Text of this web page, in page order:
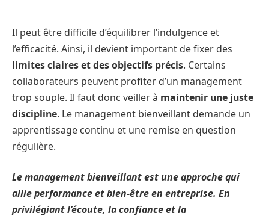
Il peut être difficile d’équilibrer l’indulgence et
l’efficacité. Ainsi, il devient important de fixer des
limites claires et des objectifs précis. Certains
collaborateurs peuvent profiter d’un management
trop souple. Il faut donc veiller à maintenir une juste
discipline. Le management bienveillant demande un
apprentissage continu et une remise en question
régulière.
Le management bienveillant est une approche qui
allie performance et bien-être en entreprise. En
privilégiant l’écoute, la confiance et la